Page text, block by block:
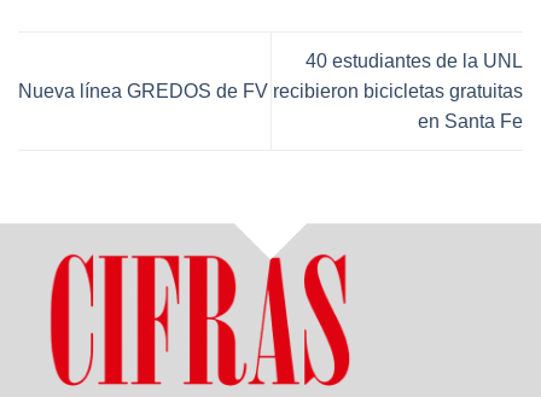
Nueva línea GREDOS de FV
40 estudiantes de la UNL
recibieron bicicletas gratuitas
en Santa Fe